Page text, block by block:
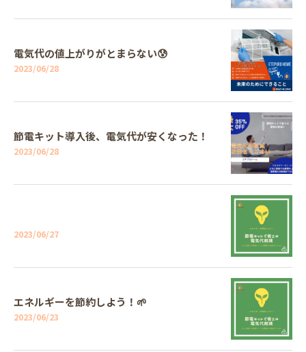
電気代の値上がりがとまらない😰
2023/06/28
節電キット導入後、電気代が安くなった！
2023/06/28
2023/06/27
エネルギーを節約しよう！🌱
2023/06/23